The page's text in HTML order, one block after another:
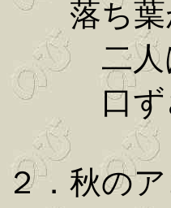
落ち葉
二人は
口ずさ
２．秋の